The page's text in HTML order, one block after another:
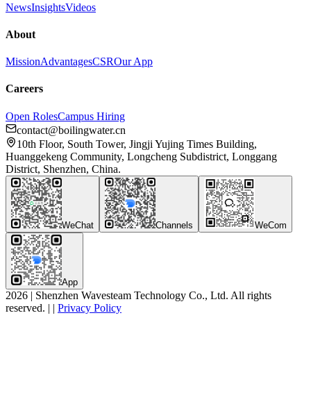
NewsInsightsVideos
About
MissionAdvantagesCSROur App
Careers
Open RolesCampus Hiring
contact@boilingwater.cn
10th Floor, South Tower, Jingji Yujing Times Building,
Huanggekeng Community, Longcheng Subdistrict, Longgang
District, Shenzhen, China.
WeChat Channels WeCom
App
2026 | Shenzhen Wavesteam Technology Co., Ltd. All rights
reserved. | | Privacy Policy